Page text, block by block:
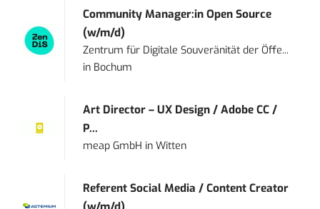
Community Manager:in Open Source
(w/m/d)
Zentrum für Digitale Souveränität der Öffe...
in Bochum
Art Director – UX Design / Adobe CC /
P...
meap GmbH inWitten
Referent Social Media / Content Creator